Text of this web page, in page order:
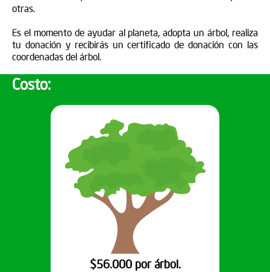
otras.
Es el momento de ayudar al planeta, adopta un árbol, realiza
tu donación y recibirás un certificado de donación con las
coordenadas del árbol.
Costo:
$56.000 por árbol.